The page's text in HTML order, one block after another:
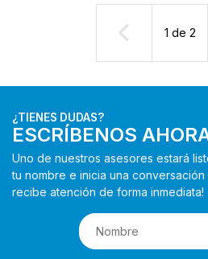
1 de 2
¿TIENES DUDAS?
ESCRÍBENOS
Uno de nuestros asesores estará
tu nombre e inicia una
recibe atención de forma inmediata!